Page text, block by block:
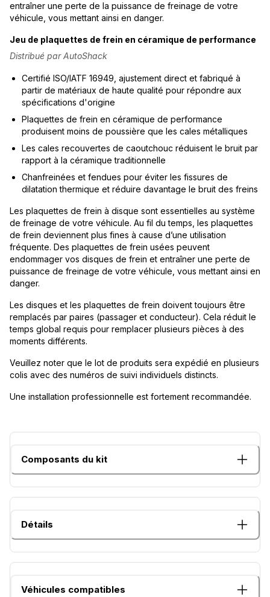
entraîner une perte de la puissance de freinage de votre
véhicule, vous mettant ainsi en danger.
Jeu de plaquettes de frein en céramique de performance
Distribué par AutoShack
Certifié ISO/IATF 16949, ajustement direct et fabriqué à
partir de matériaux de haute qualité pour répondre aux
spécifications d'origine
Plaquettes de frein en céramique de performance
produisent moins de poussière que les cales métalliques
Les cales recouvertes de caoutchouc réduisent le bruit par
rapport à la céramique traditionnelle
Chanfreinées et fendues pour éviter les fissures de
dilatation thermique et réduire davantage le bruit des freins
Les plaquettes de frein à disque sont essentielles au système
de freinage de votre véhicule. Au fil du temps, les plaquettes
de frein deviennent plus fines à cause d’une utilisation
fréquente. Des plaquettes de frein usées peuvent
endommager vos disques de frein et entraîner une perte de
puissance de freinage de votre véhicule, vous mettant ainsi en
danger.
Les disques et les plaquettes de frein doivent toujours être
remplacés par paires (passager et conducteur). Cela réduit le
temps global requis pour remplacer plusieurs pièces à des
moments différents.
Veuillez noter que le lot de produits sera expédié en plusieurs
colis avec des numéros de suivi individuels distincts.
Une installation professionnelle est fortement recommandée.
Composants du kit
Détails
Véhicules compatibles